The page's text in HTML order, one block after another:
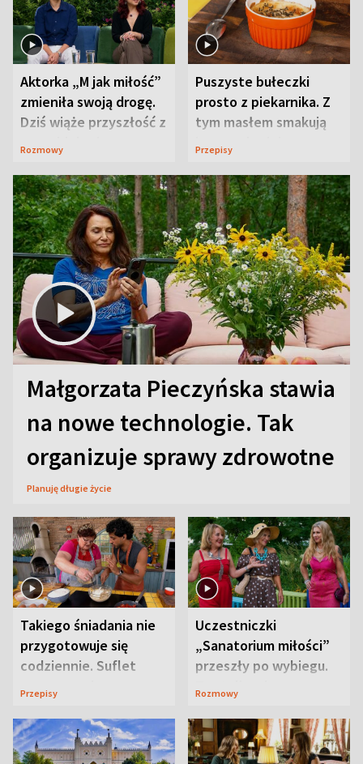
Aktorka „M jak miłość”
zmieniła swoją drogę.
Dziś wiąże przyszłość z
neurobiologią
Rozmowy
Puszyste bułeczki
prosto z piekarnika. Z
tym masłem smakują
jeszcze lepiej
Przepisy
Małgorzata Pieczyńska stawia
na nowe technologie. Tak
organizuje sprawy zdrowotne
Planuję długie życie
Takiego śniadania nie
przygotowuje się
codziennie. Suflet
serowy zachwyca
Przepisy
Uczestniczki
„Sanatorium miłości”
przeszły po wybiegu.
Te stylizacje
Rozmowy